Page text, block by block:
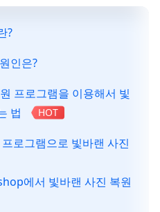
?
인은?
프로그램을 이용해서 빛
법
HOT
로그램으로 빛바랜 사진
에서 빛바랜 사진 복원